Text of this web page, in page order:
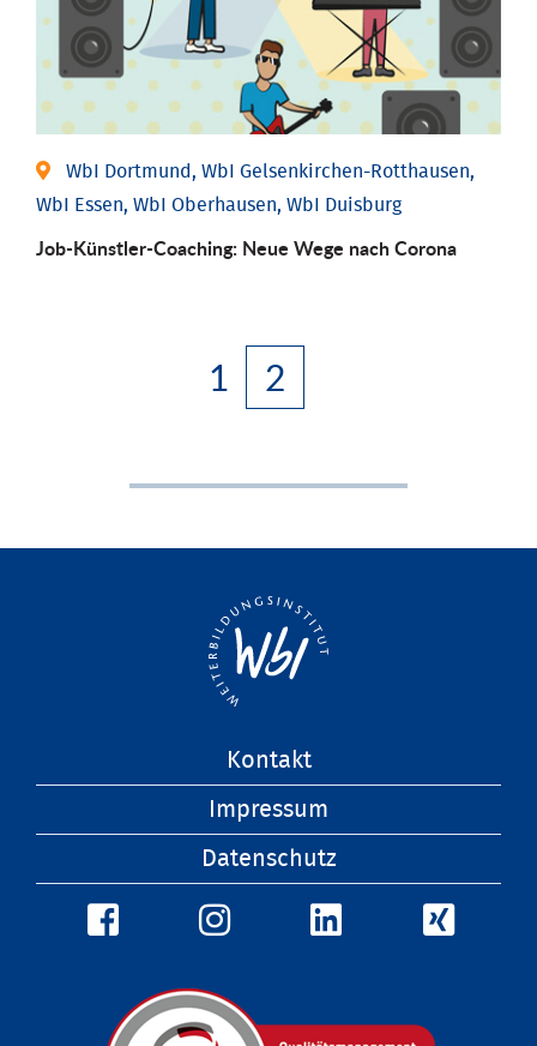
WbI Dortmund, WbI Gelsenkirchen-Rotthausen,
WbI Essen, WbI Oberhausen, WbI Duisburg
Job-Künstler-Coaching: Neue Wege nach Corona
1 2
Kontakt
Impressum
Datenschutz